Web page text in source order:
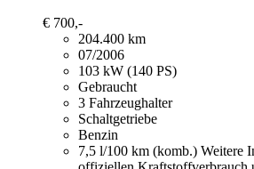
€ 700,-
204.400 km
07/2006
103 kW (140 PS)
Gebraucht
3 Fahrzeughalter
Schaltgetriebe
Benzin
7,5 l/100 km (komb.) Weitere